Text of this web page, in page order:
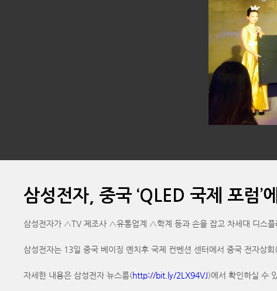
삼성전자, 중국 ‘QLED 국제 포럼’
삼성전자가 △TV 제조사 △유통업계 △학계 등과 손을 잡고 차세대 디스플
삼성전자는 13일 중국 베이징 옌치후 국제 컨벤션 센터에서 중국 전자상
자세한 내용은 삼성전자 뉴스룸(http://bit.ly/2LX94VJ)에서 확인하실 수